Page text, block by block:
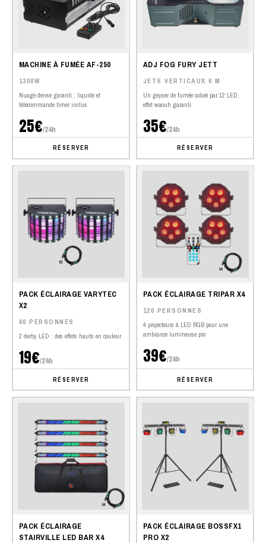
MACHINE À FUMÉE AF-250
1300W
Nuage dense garanti ; liquide et
télécommande timer inclus
25€/24h
RÉSERVER
ADJ FOG FURY JETT
JETS VERTICAUX 6 M
Un geyser de fumée coloré par 12 LED,
effet waouh garanti
35€/24h
RÉSERVER
PACK ÉCLAIRAGE VARYTEC
X2
60 PERSONNES
2 derby LED : des effets hauts en couleur
19€/24h
RÉSERVER
PACK ÉCLAIRAGE TRIPAR X4
120 PERSONNES
4 projecteurs à LED RGB pour une
ambiance lumineuse pro
39€/24h
RÉSERVER
PACK ÉCLAIRAGE
STAIRVILLE LED BAR X4
PACK ÉCLAIRAGE BOSSFX1
PRO X2